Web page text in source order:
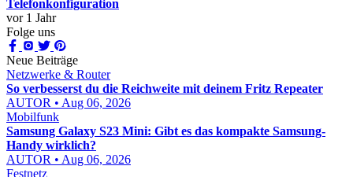
Telefonkonfiguration
vor 1 Jahr
Folge uns
Neue Beiträge
Netzwerke & Router
So verbesserst du die Reichweite mit deinem Fritz Repeater
AUTOR • Aug 06, 2026
Mobilfunk
Samsung Galaxy S23 Mini: Gibt es das kompakte Samsung-
Handy wirklich?
AUTOR • Aug 06, 2026
Festnetz